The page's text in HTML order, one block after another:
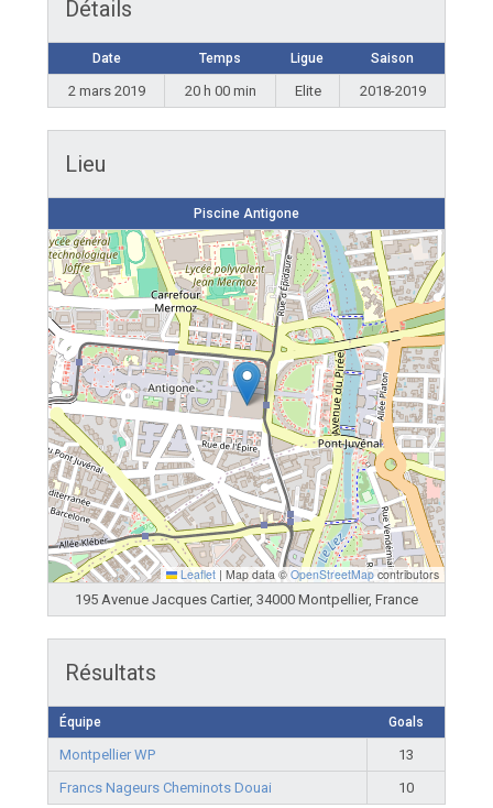
Détails
Date Temps Ligue Saison
2 mars 2019 20 h 00 min Elite 2018-2019
Lieu
Piscine Antigone
Leaflet | Map data © OpenStreetMap contributors
195 Avenue Jacques Cartier, 34000 Montpellier, France
Résultats
Équipe Goals
Montpellier WP
13
Francs Nageurs Cheminots Douai
10